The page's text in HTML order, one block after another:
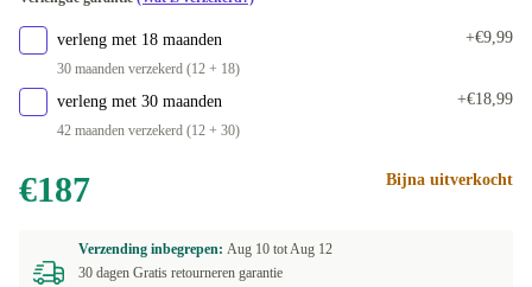
verleng met 18 maanden
30 maanden verzekerd (12 + 18)
+€9,99
verleng met 30 maanden
42 maanden verzekerd (12 + 30)
+€18,99
€187 Bijna uitverkocht
Verzending inbegrepen: Aug 10 totAug 12
30 dagen Gratis retourneren garantie